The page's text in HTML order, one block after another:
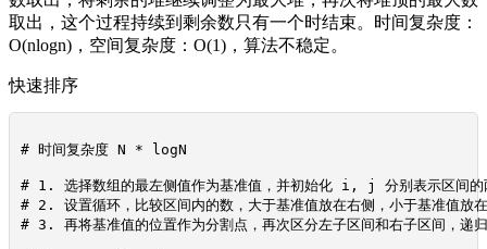
取出，这个过程持续到剩余数只有一个时结束。时间复杂度：
O(nlogn)，空间复杂度：O(1)，算法不稳定。
快速排序
# 时间复杂度 N * logN
# 1. 选择数组的最左侧值作为基准值，并初始化 i, j 分别表示区间的
# 2. 设置循环，比较区间内的数，大于基准值放在右侧，小于基准值放
# 3. 再将基准值的位置作为分割点，再次区分左子区间和右子区间，递